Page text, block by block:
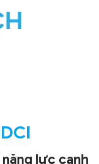
lực cạnh